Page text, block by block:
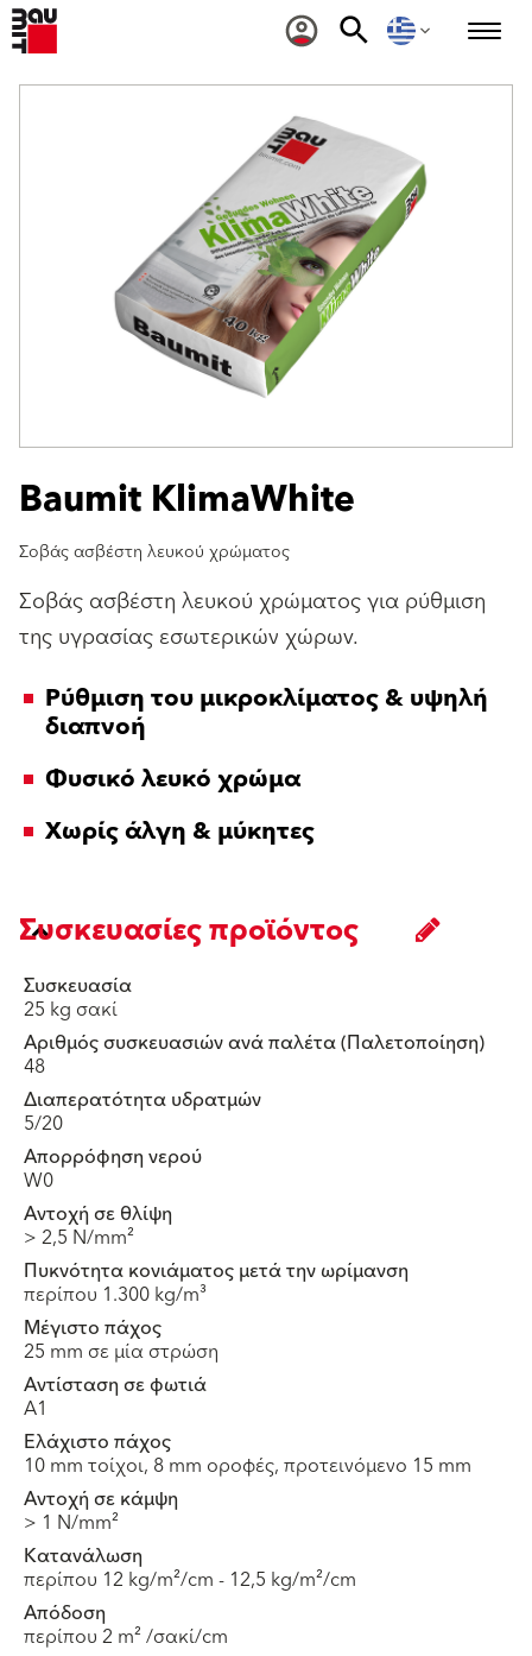
Baumit KlimaWhite
Σοβάς ασβέστη λευκού χρώματος
Σοβάς ασβέστη λευκού χρώματος για ρύθμιση
της υγρασίας εσωτερικών χώρωv.
Ρύθμιση του μικροκλίματος & υψηλή
διαπνοή
Φυσικό λευκό χρώμα
Χωρίς άλγη & μύκητες
Συσκευασίες προϊόντος
Συσκευασία
25 kg σακί
Αριθμός συσκευασιών ανά παλέτα (Παλετοποίηση)
48
Διαπερατότητα υδρατμών
5/20
Απορρόφηση νερού
W0
Αντοχή σε θλίψη
> 2,5 N/mm²
Πυκνότητα κονιάματος μετά την ωρίμανση
περίπου 1.300 kg/m³
Μέγιστο πάχος
25 mm σε μία στρώση
Αντίσταση σε φωτιά
A1
Ελάχιστο πάχος
10 mm τοίχοι, 8 mm οροφές, προτεινόμενο 15 mm
Αντοχή σε κάμψη
> 1 N/mm²
Κατανάλωση
περίπου 12 kg/m²/cm - 12,5 kg/m²/cm
Απόδοση
περίπου 2 m² /σακί/cm